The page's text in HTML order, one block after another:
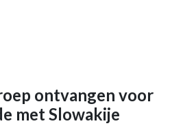
ontvangen voor
met Slowakije